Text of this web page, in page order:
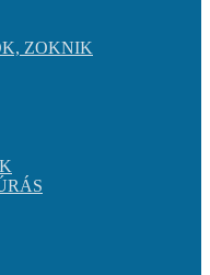
ZOKNIK